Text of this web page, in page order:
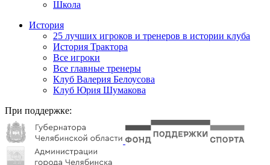
Школа
История
25 лучших игроков и тренеров в истории клуба
История Трактора
Все игроки
Все главные тренеры
Клуб Валерия Белоусова
Клуб Юрия Шумакова
При поддержке: